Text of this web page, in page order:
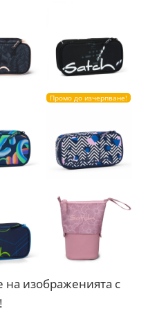
Промо до изчерпване!
изображенията с